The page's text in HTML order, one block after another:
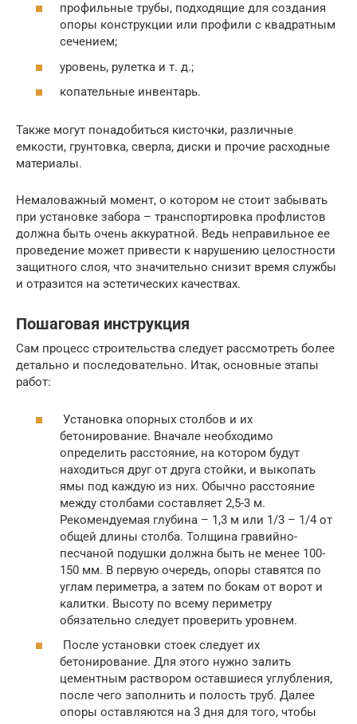
профильные трубы, подходящие для создания
опоры конструкции или профили с квадратным
сечением;
уровень, рулетка и т. д.;
копательные инвентарь.
Также могут понадобиться кисточки, различные
емкости, грунтовка, сверла, диски и прочие расходные
материалы.
Немаловажный момент, о котором не стоит забывать
при установке забора – транспортировка профлистов
должна быть очень аккуратной. Ведь неправильное ее
проведение может привести к нарушению целостности
защитного слоя, что значительно снизит время службы
и отразится на эстетических качествах.
Пошаговая инструкция
Сам процесс строительства следует рассмотреть более
детально и последовательно. Итак, основные этапы
работ:
Установка опорных столбов и их
бетонирование. Вначале необходимо
определить расстояние, на котором будут
находиться друг от друга стойки, и выкопать
ямы под каждую из них. Обычно расстояние
между столбами составляет 2,5-3 м.
Рекомендуемая глубина – 1,3 м или 1/3 – 1/4 от
общей длины столба. Толщина гравийно-
песчаной подушки должна быть не менее 100-
150 мм. В первую очередь, опоры ставятся по
углам периметра, а затем по бокам от ворот и
калитки. Высоту по всему периметру
обязательно следует проверить уровнем.
После установки стоек следует их
бетонирование. Для этого нужно залить
цементным раствором оставшиеся углубления,
после чего заполнить и полость труб. Далее
опоры оставляются на 3 дня для того, чтобы